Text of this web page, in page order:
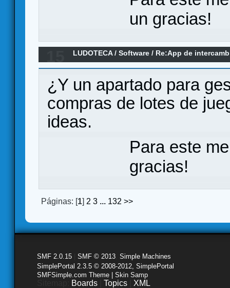
un gracias!
LUDOTECA/Software / Re:App de
¿Y un apartado para
compras de lotes de
ideas.
Para este
gracias!
Páginas: [1] 2 3 ... 132 >>
SMF 2.0.15 SMF © 2013 Simple Machines
SimplePortal 2.3.5 © 2008-2012, SimplePortal
SMFSimple.com Theme | Skin Samp
Boards Topics XML